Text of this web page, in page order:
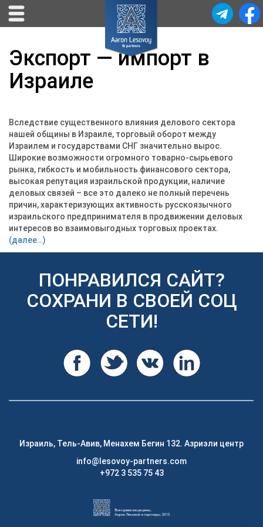
Экспорт — импорт в
Израиле
Вследствие существенного влияния делового сектора
нашей общины в Израиле, торговый оборот между
Израилем и государствами СНГ значительно вырос.
Широкие возможности огромного товарно-сырьевого
рынка, гибкость и мобильность финансового сектора,
высокая репутация израильской продукции, наличие
деловых связей – все это далеко не полный перечень
причин, характеризующих активность русскоязычного
израильского предпринимателя в продвижении деловых
интересов во взаимовыгодных торговых проектах.
(далее…)
ПОНРАВИЛСЯ САЙТ?
СОХРАНИ В СВОЕЙ СОЦ
СЕТИ!
Израиль, Тель-Авив, Менахем Бегин 132. Азриэли центр
info@lesovoy-partners.com
+972 3 535 75 43